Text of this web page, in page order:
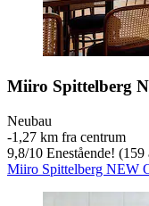
Miiro Spittelberg
Neubau
‐1,27 km fra centrum
9,8/10 Enestående! (159
Miiro Spittelberg NEW